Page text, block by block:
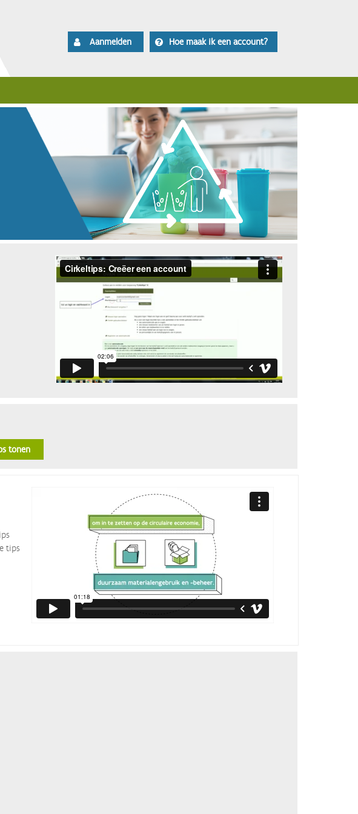
Aanmelden Hoe maak ik een account?
tonen
tips